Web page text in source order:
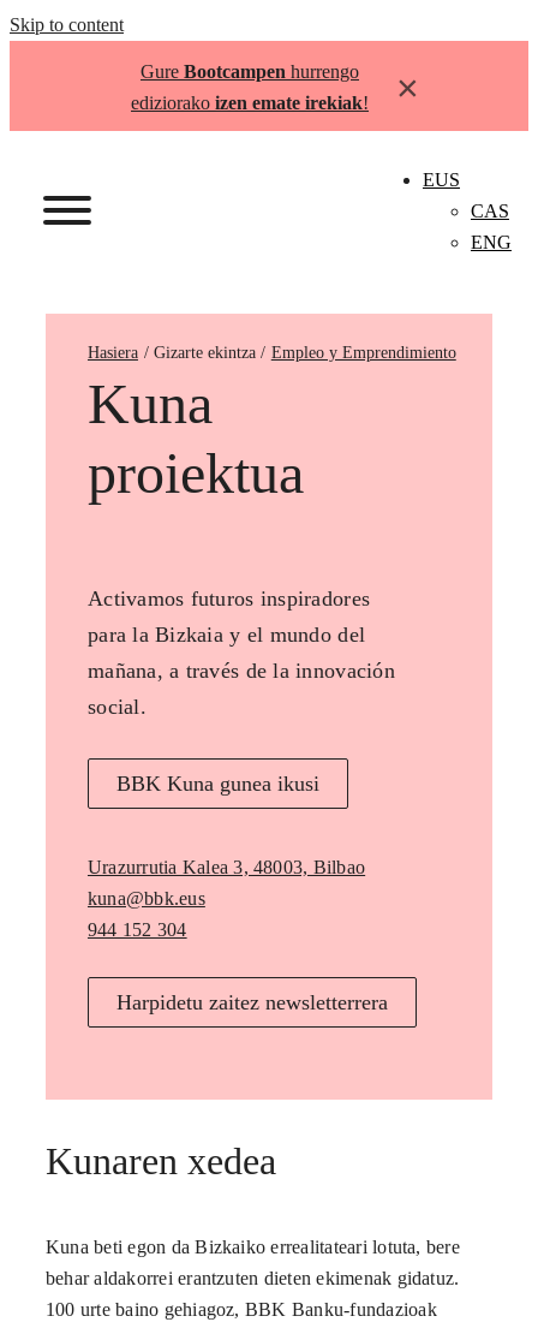
Skip to content
Gure Bootcampen hurrengo
ediziorako izen emate irekiak! ×
EUS
CAS
ENG
Hasiera Empleo y Emprendimiento
Kuna
proiektua
Activamos futuros inspiradores
para la Bizkaia y el mundo del
mañana, a través de la innovación
social.
BBK Kuna gunea ikusi
Urazurrutia Kalea 3, 48003, Bilbao
kuna@bbk.eus
944 152 304
Harpidetu zaitez newsletterrera
Kunaren xedea
Kuna beti egon da Bizkaiko errealitateari lotuta, bere
behar aldakorrei erantzuten dieten ekimenak gidatuz.
100 urte baino gehiagoz, BBK Banku-fundazioak